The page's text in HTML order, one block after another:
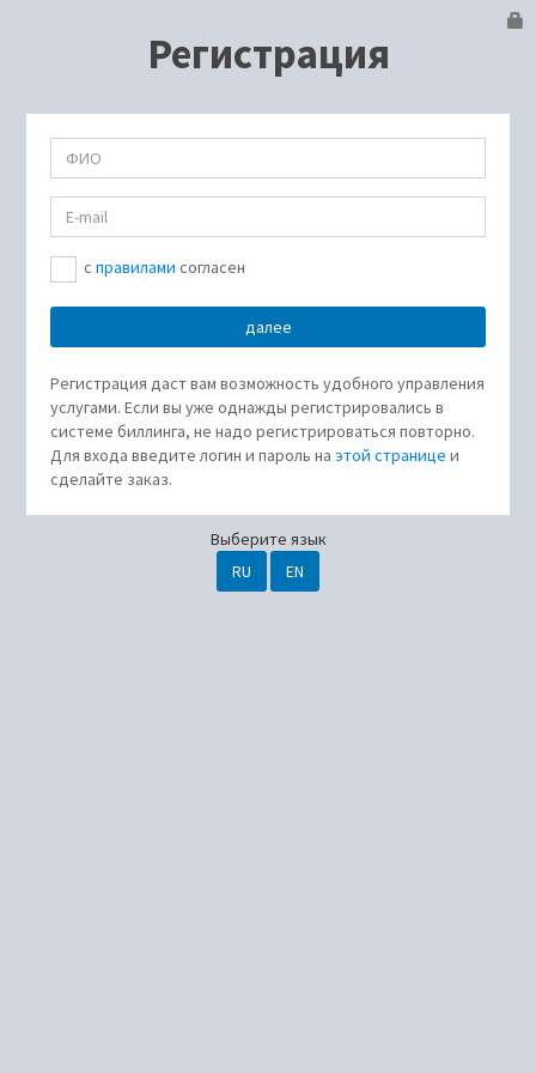
Регистрация
cправилами согласен
Регистрация даст вам возможность удобного управления
услугами. Если вы уже однажды регистрировались в
системе биллинга, не надо регистрироваться повторно.
Для входа введите логин и пароль на этой странице и
сделайте заказ.
Выберите язык